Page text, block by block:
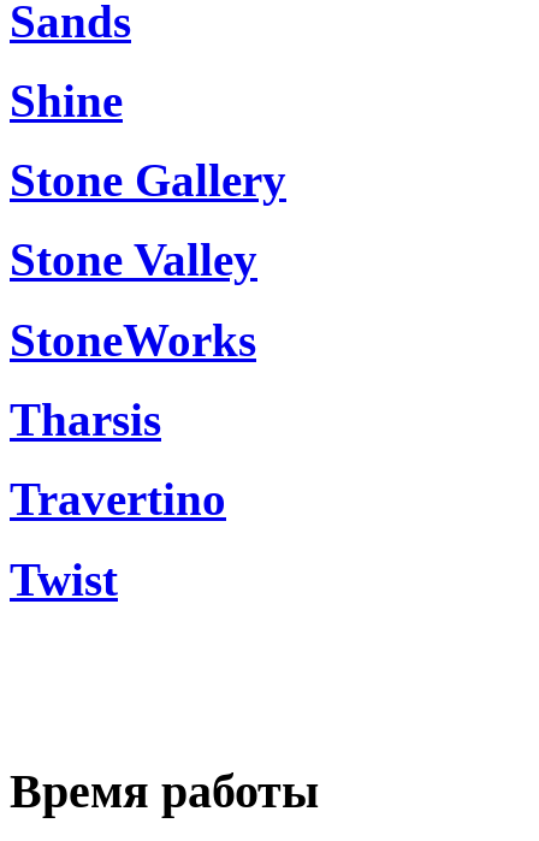
Sands
Shine
Stone Gallery
Stone Valley
StoneWorks
Tharsis
Travertino
Twist
Время работы